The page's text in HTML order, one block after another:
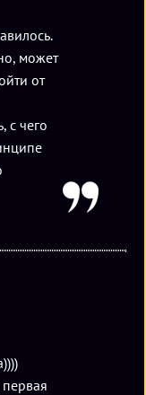
может
от
с чего